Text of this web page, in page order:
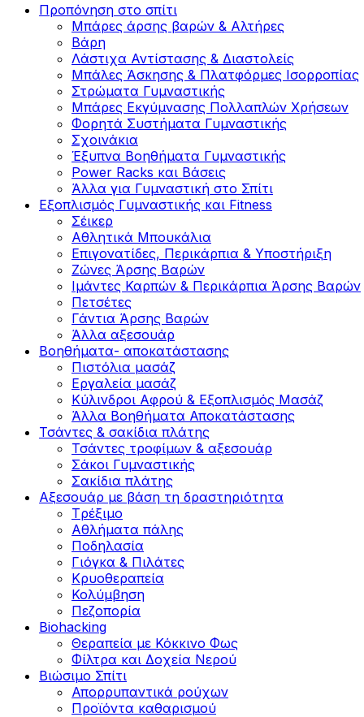
Προπόνηση στο σπίτι
Μπάρες άρσης βαρών & Αλτήρες
Βάρη
Λάστιχα Αντίστασης & Διαστολείς
Μπάλες Άσκησης & Πλατφόρμες Ισορροπίας
Στρώματα Γυμναστικής
Μπάρες Εκγύμνασης Πολλαπλών Χρήσεων
Φορητά Συστήματα Γυμναστικής
Σχοινάκια
Έξυπνα Βοηθήματα Γυμναστικής
Power Racks και Βάσεις
Άλλα για Γυμναστική στο Σπίτι
Εξοπλισμός Γυμναστικής και Fitness
Σέικερ
Αθλητικά Μπουκάλια
Επιγονατίδες, Περικάρπια & Υποστήριξη
Ζώνες Άρσης Βαρών
Ιμάντες Καρπών & Περικάρπια Άρσης Βαρών
Πετσέτες
Γάντια Άρσης Βαρών
Άλλα αξεσουάρ
Βοηθήματα- αποκατάστασης
Πιστόλια μασάζ
Εργαλεία μασάζ
Κύλινδροι Αφρού & Εξοπλισμός Μασάζ
Άλλα Βοηθήματα Αποκατάστασης
Τσάντες & σακίδια πλάτης
Τσάντες τροφίμων & αξεσουάρ
Σάκοι Γυμναστικής
Σακίδια πλάτης
Αξεσουάρ με βάση τη δραστηριότητα
Tρέξιμο
Αθλήματα πάλης
Ποδηλασία
Γιόγκα & Πιλάτες
Κρυοθεραπεία
Κολύμβηση
Πεζοπορία
Biohacking
Θεραπεία με Κόκκινο Φως
Φίλτρα και Δοχεία Νερού
Βιώσιμο Σπίτι
Απορρυπαντικά ρούχων
Προϊόντα καθαρισμού